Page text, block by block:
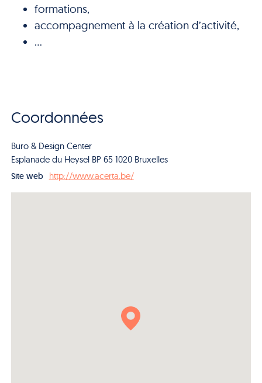
formations,
accompagnement à la création d’activité,
…
Coordonnées
Buro & Design Center
Esplanade du Heysel BP 65 1020 Bruxelles
Site web http://www.acerta.be/